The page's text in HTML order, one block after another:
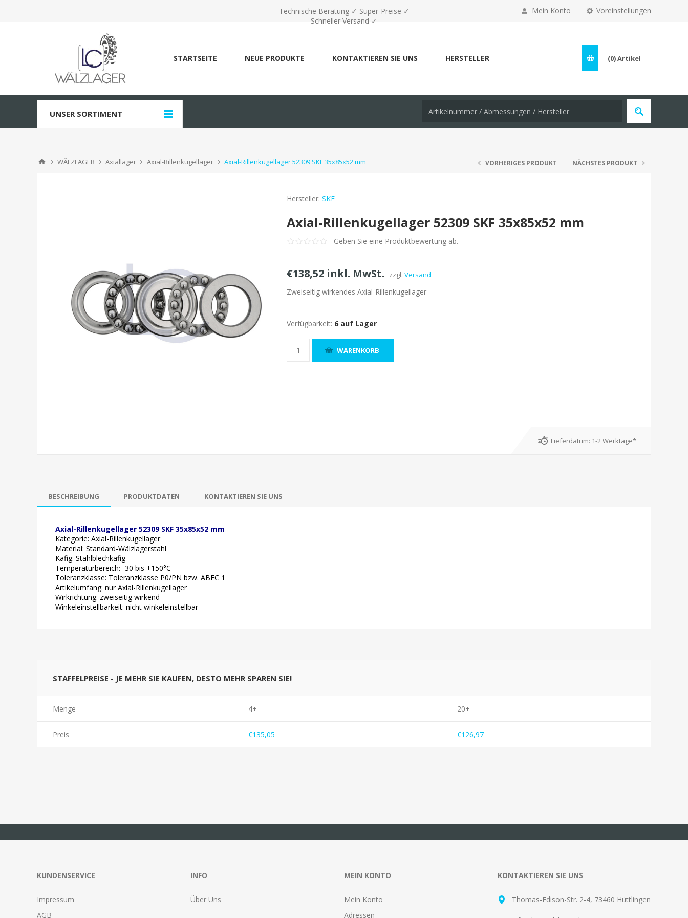
Technische Beratung ✓ Super-Preise ✓
Schneller Versand ✓
Voreinstellungen
Mein Konto
STARTSEITE NEUE PRODUKTE KONTAKTIEREN SIE UNS HERSTELLER (0)Artikel
UNSER SORTIMENT
WÄLZLAGER Axiallager Axial-Rillenkugellager Axial-Rillenkugellager 52309 SKF 35x85x52 mm VORHERIGES PRODUKT NÄCHSTES PRODUKT
Hersteller: SKF
Axial-Rillenkugellager 52309 SKF 35x85x52 mm
Geben Sie eine Produktbewertung ab.
€138,52 inkl. MwSt. zzgl.Versand
Zweiseitig wirkendes Axial-Rillenkugellager
Verfügbarkeit: 6 auf Lager
Lieferdatum: 1-2 Werktage*
BESCHREIBUNG PRODUKTDATEN KONTAKTIEREN SIE UNS
Axial-Rillenkugellager 52309 SKF 35x85x52 mm
Kategorie: Axial-Rillenkugellager
Material: Standard-Wälzlagerstahl
Käfig: Stahlblechkäfig
Temperaturbereich: -30 bis +150°C
Toleranzklasse: Toleranzklasse P0/PN bzw. ABEC 1
Artikelumfang: nur Axial-Rillenkugellager
Wirkrichtung: zweiseitig wirkend
Winkeleinstellbarkeit: nicht winkeleinstellbar
STAFFELPREISE - JE MEHR SIE KAUFEN, DESTO MEHR SPAREN SIE!
Menge 4+ 20+
Preis €135,05 €126,97
KUNDENSERVICE
Impressum
AGB
INFO
Über Uns
MEIN KONTO
Mein Konto
Adressen
KONTAKTIEREN SIE UNS
Thomas-Edison-Str. 2-4, 73460 Hüttlingen